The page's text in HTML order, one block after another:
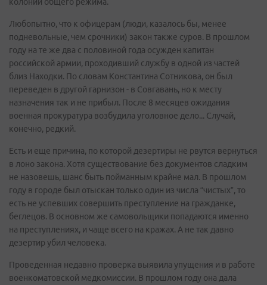
Любопытно, что к офицерам (люди, казалось бы, менее
подневольные, чем срочники) закон также суров. В прошлом
году на те же два с половиной года осужден капитан
российской армии, проходивший службу в одной из частей
близ Находки. По словам Константина Сотникова, он был
переведен в другой гарнизон - в Совгавань, но к месту
назначения так и не прибыл. После 8 месяцев ожидания
военная прокуратура возбудила уголовное дело... Случай,
конечно, редкий.
Есть и еще причина, по которой дезертиры не рвутся вернуться
в лоно закона. Хотя существование без документов сладким
не назовешь, шанс быть пойманным крайне мал. В прошлом
году в городе был отыскан только один из числа “чистых”, то
есть не успевших совершить преступление на гражданке,
беглецов. В основном же самовольщики попадаются именно
на преступлениях, и чаще всего на кражах. А не так давно
дезертир убил человека.
Проведенная недавно проверка выявила упущения и в работе
военкоматовской медкомиссии. В прошлом году она дала